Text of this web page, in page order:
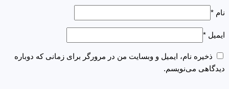
نام *
ایمیل *
ذخیره نام، ایمیل و وبسایت من در مرورگر برای زمانی که دوباره
دیدگاهی می‌نویسم.